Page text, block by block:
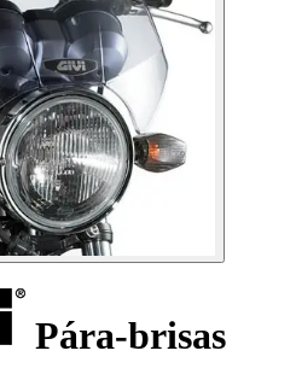
Pára-brisas